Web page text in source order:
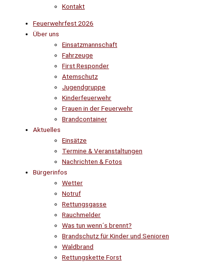
Kontakt
Feuerwehrfest 2026
Über uns
Einsatzmannschaft
Fahrzeuge
First Responder
Atemschutz
Jugendgruppe
Kinderfeuerwehr
Frauen in der Feuerwehr
Brandcontainer
Aktuelles
Einsätze
Termine & Veranstaltungen
Nachrichten & Fotos
Bürgerinfos
Wetter
Notruf
Rettungsgasse
Rauchmelder
Was tun wenn´s brennt?
Brandschutz für Kinder und Senioren
Waldbrand
Rettungskette Forst